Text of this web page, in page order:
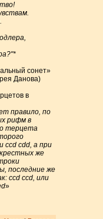
сонет»
Данова)
в
правило, по
рифм в
терцета
ccd cdd, а при
же
последние же
ccd ccd, или
»